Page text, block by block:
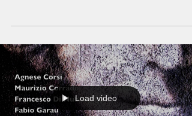
Load video